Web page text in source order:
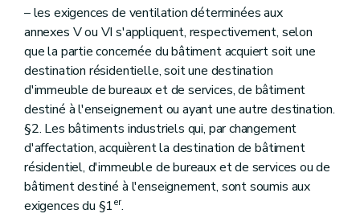
– les exigences de ventilation déterminées aux
annexes V ou VI s'appliquent, respectivement, selon
que la partie concernée du bâtiment acquiert soit une
destination résidentielle, soit une destination
d'immeuble de bureaux et de services, de bâtiment
destiné à l'enseignement ou ayant une autre destination.
§2. Les bâtiments industriels qui, par changement
d'affectation, acquièrent la destination de bâtiment
résidentiel, d'immeuble de bureaux et de services ou de
bâtiment destiné à l'enseignement, sont soumis aux
exigences du §1er.